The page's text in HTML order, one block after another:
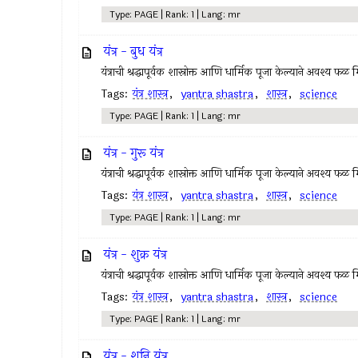
Type: PAGE | Rank: 1 | Lang: mr
यंत्र - बुध यंत्र
यंत्राची श्रद्धापूर्वक शास्रोक्त आणि धार्मिक पूजा केल्याने अवश्य फळ
Tags: यंत्र शास्त्र, yantra shastra, शास्त्र, science
Type: PAGE | Rank: 1 | Lang: mr
यंत्र - गुरू यंत्र
यंत्राची श्रद्धापूर्वक शास्रोक्त आणि धार्मिक पूजा केल्याने अवश्य फळ
Tags: यंत्र शास्त्र, yantra shastra, शास्त्र, science
Type: PAGE | Rank: 1 | Lang: mr
यंत्र - शुक्र यंत्र
यंत्राची श्रद्धापूर्वक शास्रोक्त आणि धार्मिक पूजा केल्याने अवश्य फळ
Tags: यंत्र शास्त्र, yantra shastra, शास्त्र, science
Type: PAGE | Rank: 1 | Lang: mr